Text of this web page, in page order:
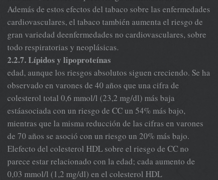
Además de estos efectos del tabaco sobre las enfermedades
cardiovasculares, el tabaco también aumenta el riesgo de
gran variedad deenfermedades no cardiovasculares, sobre
todo respiratorias y neoplásicas.
2.2.7. Lípidos y lipoproteínas
edad, aunque los riesgos absolutos siguen creciendo. Se ha
observado en varones de 40 años que una cifra de
colesterol total 0,6 mmol/l (23,2 mg/dl) más baja
estáasociada con un riesgo de CC un 54% más bajo,
mientras que la misma reducción de las cifras en varones
de 70 años se asoció con un riesgo un 20% más bajo.
Elefecto del colesterol HDL sobre el riesgo de CC no
parece estar relacionado con la edad; cada aumento de
0,03 mmol/l (1,2 mg/dl) en el colesterol HDL